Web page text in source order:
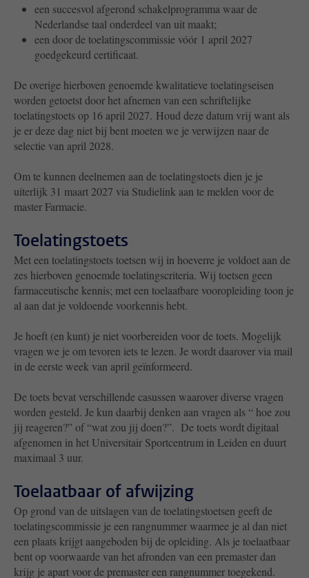
een succesvol afgerond schakelprogramma waar de
Nederlandse taal onderdeel van uit maakt;
een door de toelatingscommissie vóór 1 april 2027
goedgekeurd certificaat.
De overige hierboven genoemde kwalitatieve toelatingseisen
worden getoetst door het afnemen van een schriftelijke
toelatingstoets op 16 april 2027. Houd deze datum vrij want als
je er deze dag niet bij bent moeten we je verwijzen naar de
selectie van april 2028.
Om te kunnen deelnemen aan de toelatingstoets dien je je
uiterlijk 31 maart 2027 via Studielink aan te melden voor de
master Farmacie.
Toelatingstoets
Met een toelatingstoets toetsen wij in hoeverre je voldoet aan de
zes hierboven genoemde toelatingscriteria. Wij toetsen geen
farmaceutische kennis; met een toelaatbare vooropleiding toon je
al aan dat je voldoende voorkennis hebt.
Je hoeft (en kunt) je niet voorbereiden voor de toets. Mogelijk
vragen we je om tevoren iets te lezen. Je wordt daarover via mail
in de eerste week van april geïnformeerd.
De toets bevat verschillende casussen waarover diverse vragen
worden gesteld. Je kun daarbij denken aan vragen als “ hoe zou
jij reageren?” of “wat zou jij doen?”. De toets wordt digitaal
afgenomen in het Universitair Sportcentrum in Leiden en duurt
maximaal 3 uur.
Toelaatbaar of afwijzing
Op grond van de uitslagen van de toelatingstoetsen geeft de
toelatingscommissie je een rangnummer waarmee je al dan niet
een plaats krijgt aangeboden bij de opleiding. Als je toelaatbaar
bent op voorwaarde van het afronden van een premaster dan
krijg je apart voor de premaster een rangnummer toegekend.